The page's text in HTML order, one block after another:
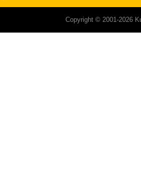
Copyright © 2001-2026